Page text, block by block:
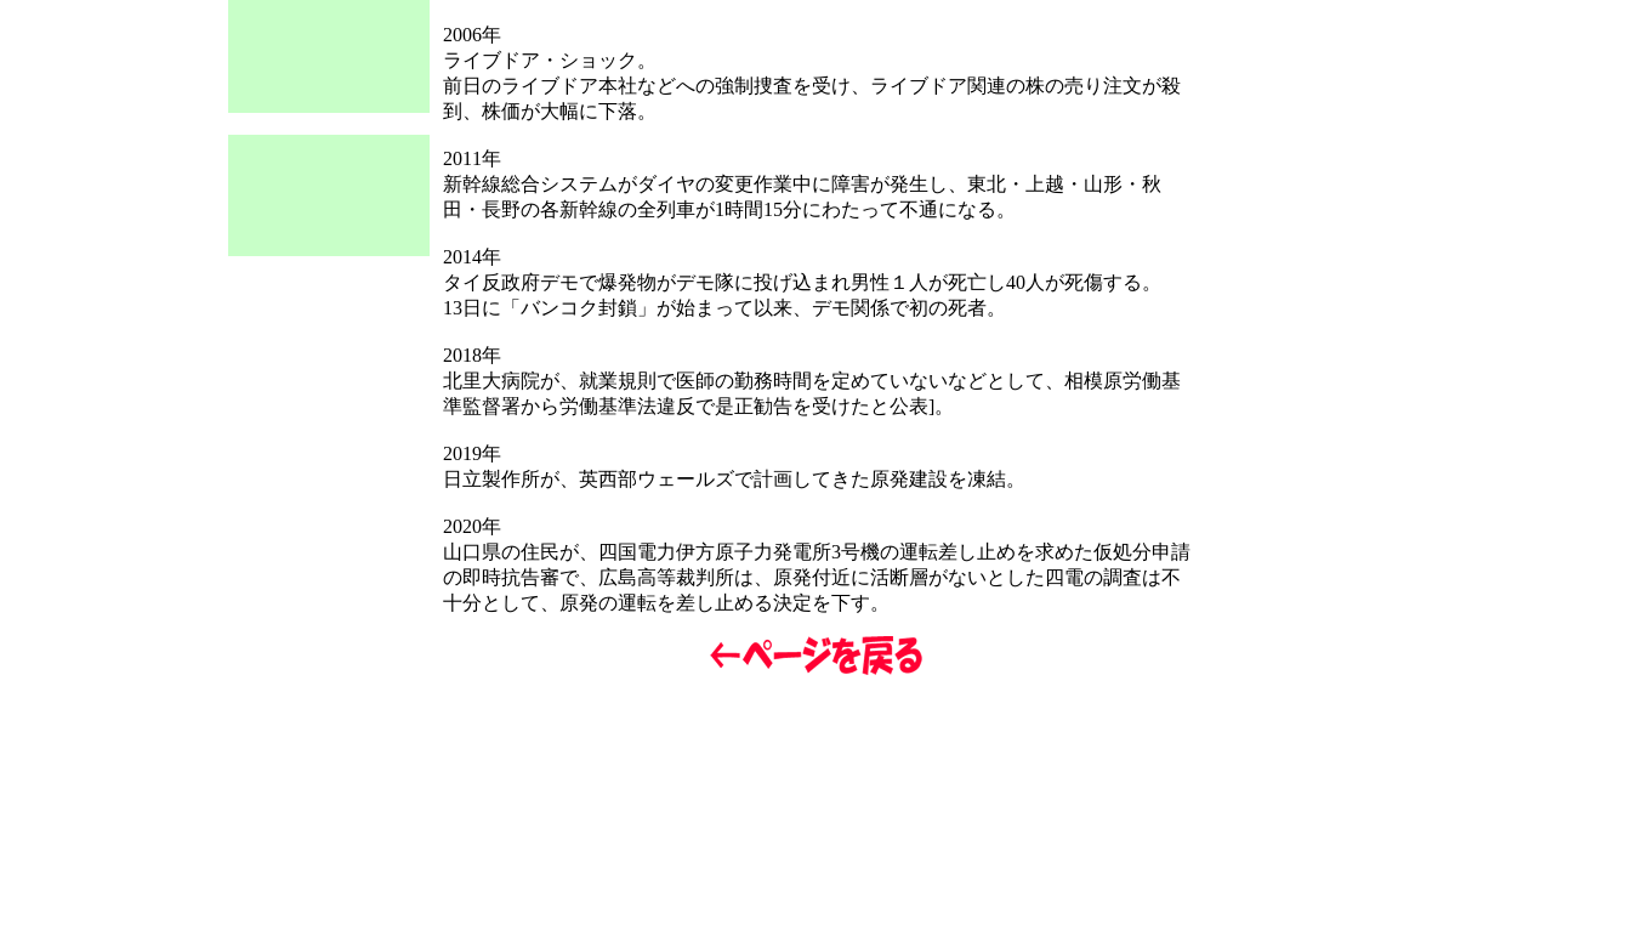
2006年
ライブドア・ショック。
前日のライブドア本社などへの強制捜査を受け、ライブドア関連の株の売り注文が殺
到、株価が大幅に下落。
2011年
新幹線総合システムがダイヤの変更作業中に障害が発生し、東北・上越・山形・秋
田・長野の各新幹線の全列車が1時間15分にわたって不通になる。
2014年
タイ反政府デモで爆発物がデモ隊に投げ込まれ男性１人が死亡し40人が死傷する。
13日に「バンコク封鎖」が始まって以来、デモ関係で初の死者。
2018年
北里大病院が、就業規則で医師の勤務時間を定めていないなどとして、相模原労働基
準監督署から労働基準法違反で是正勧告を受けたと公表]。
2019年
日立製作所が、英西部ウェールズで計画してきた原発建設を凍結。
2020年
山口県の住民が、四国電力伊方原子力発電所3号機の運転差し止めを求めた仮処分申請
の即時抗告審で、広島高等裁判所は、原発付近に活断層がないとした四電の調査は不
十分として、原発の運転を差し止める決定を下す。